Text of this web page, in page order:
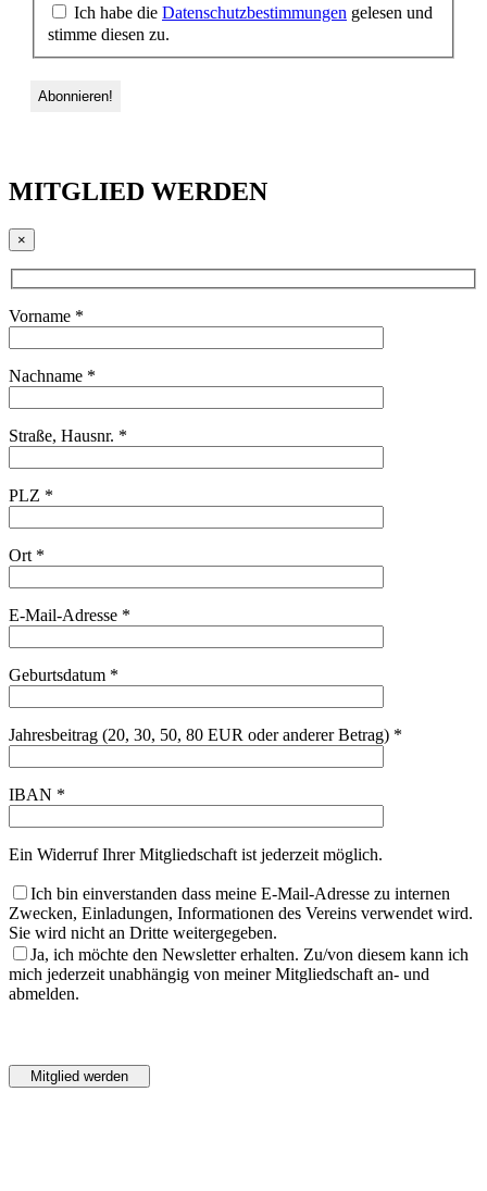
Ich habe die Datenschutzbestimmungen gelesen und
stimme diesen zu.
MITGLIED WERDEN
×
Vorname *
Nachname *
Straße, Hausnr. *
PLZ *
Ort *
E-Mail-Adresse *
Geburtsdatum *
Jahresbeitrag (20, 30, 50, 80 EUR oder anderer Betrag) *
IBAN *
Ein Widerruf Ihrer Mitgliedschaft ist jederzeit möglich.
Ich bin einverstanden dass meine E-Mail-Adresse zu internen
Zwecken, Einladungen, Informationen des Vereins verwendet wird.
Sie wird nicht an Dritte weitergegeben.
Ja, ich möchte den Newsletter erhalten. Zu/von diesem kann ich
mich jederzeit unabhängig von meiner Mitgliedschaft an- und
abmelden.
dieses
Feld
lasse
dieses